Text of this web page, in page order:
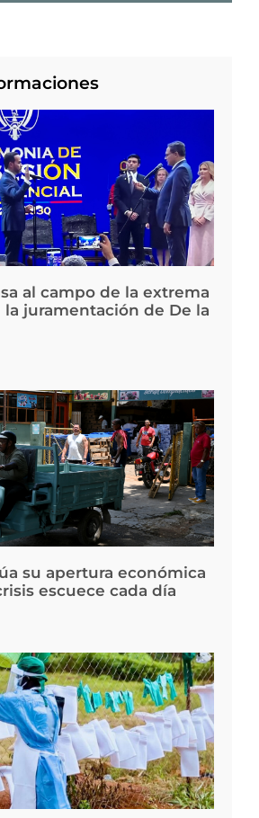
al campo de la extrema
juramentación de De la
su apertura económica
escuece cada día